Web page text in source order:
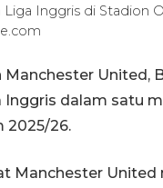
Inggris di Stadion
Manchester United,
dalam satu
2025/26.
Manchester